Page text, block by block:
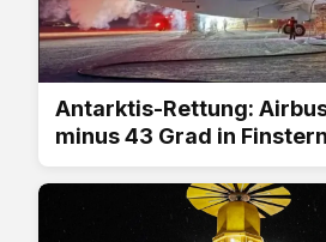
Antarktis-Rettung:
minus 43 Grad in